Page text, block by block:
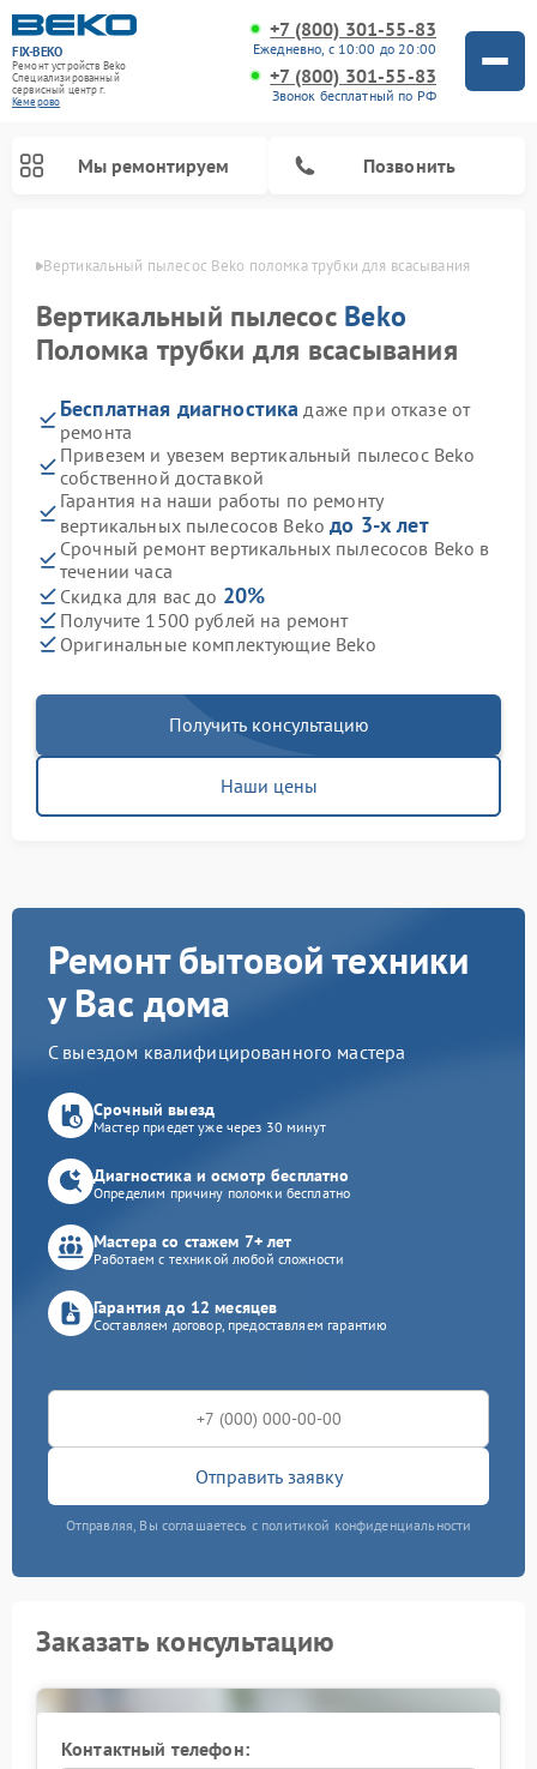
FIX-BEKO
Ремонт устройств Beko
Специализированный
cервисный центр г.
Кемерово
+7 (800) 301-55-83
Ежедневно, с 10:00 до 20:00
+7 (800) 301-55-83
Звонок бесплатный по РФ
Мы ремонтируем Позвонить
Вертикальный пылесос Beko поломка трубки для всасывания
Вертикальный пылесос Beko
Поломка трубки для всасывания
Бесплатная диагностика даже при отказе от
ремонта
Привезем и увезем вертикальный пылесос Beko
собственной доставкой
Гарантия на наши работы по ремонту
вертикальных пылесосов Bekoдо 3-х лет
Срочный ремонт вертикальных пылесосов Beko в
течении часа
Скидка для вас до 20%
Получите 1500 рублей на ремонт
Оригинальные комплектующие Beko
Получить консультацию
Наши цены
Ремонт бытовой техники
у Вас дома
С выездом квалифицированного мастера
Срочный выезд
Мастер приедет уже через 30 минут
Диагностика и осмотр бесплатно
Определим причину поломки бесплатно
Мастера со стажем 7+ лет
Работаем с техникой любой сложности
Гарантия до 12 месяцев
Составляем договор, предоставляем гарантию
Отправить заявку
Отправляя, Вы соглашаетесь с политикой конфиденциальности
Заказать консультацию
Контактный телефон: